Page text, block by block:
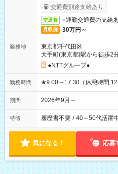
交通費別途支給あり
交通費 ○通勤交通費の支給
月収例 30万円～
勤務地
東京都千代田区
大手町(東京都)駅から徒歩2
●NTTグループ●
勤務時間 ★9:00～17:30（休憩時間
期間 2026年9月～
特徴 履歴書不要 / 40～50代活躍
気になる！ 応募